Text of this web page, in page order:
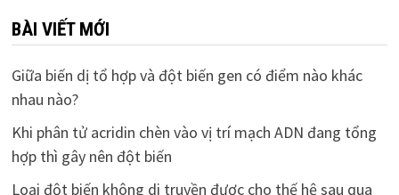
BÀI VIẾT MỚI
Giữa biến dị tổ hợp và đột biến gen có điểm nào khác
nhau nào?
Khi phân tử acridin chèn vào vị trí mạch ADN đang tổng
hợp thì gây nên đột biến
Loại đột biến không di truyền được cho thế hệ sau qua